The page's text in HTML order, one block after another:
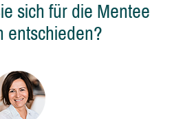
sich für die Mentee
entschieden?